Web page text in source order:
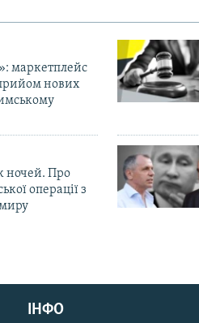
маркетплейс
нових
ночей. Про
операції з
ІНФО